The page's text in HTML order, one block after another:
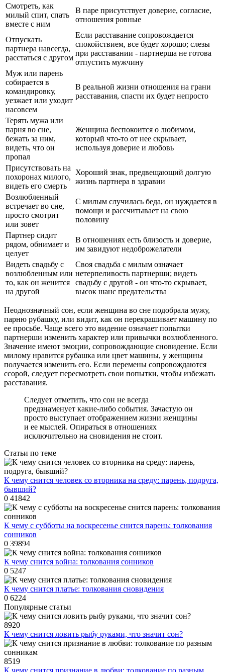
Смотреть, как
милый спит, спать
вместе с ним
В паре присутствует доверие, согласие,
отношения ровные
Отпускать
партнера навсегда,
расстаться с другом
Если расставание сопровождается
спокойствием, все будет хорошо; слезы
при расставании - партнерша не готова
отпустить мужчину
Муж или парень
собирается в
командировку,
уезжает или уходит
насовсем
В реальной жизни отношения на грани
расставания, спасти их будет непросто
Терять мужа или
парня во сне,
бежать за ним,
видеть, что он
пропал
Женщина беспокоится о любимом,
который что-то от нее скрывает,
используя доверие и любовь
Присутствовать на
похоронах милого,
видеть его смерть
Хороший знак, предвещающий долгую
жизнь партнера в здравии
Возлюбленный
встречает во сне,
просто смотрит
или зовет
С милым случилась беда, он нуждается в
помощи и рассчитывает на свою
половину
Партнер сидит
рядом, обнимает и
целует
В отношениях есть близость и доверие,
им завидуют недоброжелатели
Видеть свадьбу с
возлюбленным или
то, как он женится
на другой
Своя свадьба с милым означает
нетерпеливость партнерши; видеть
свадьбу с другой - он что-то скрывает,
высок шанс предательства
Неоднозначный сон, если женщина во сне подобрала мужу,
парню рубашку, или видит, как он перекрашивает машину по
ее просьбе. Чаще всего это видение означает попытки
партнерши изменить характер или привычки возлюбленного.
Значение имеют эмоции, сопровождающие сновидение. Если
милому нравится рубашка или цвет машины, у женщины
получается изменить его. Если перемены сопровождаются
ссорой, следует пересмотреть свои попытки, чтобы избежать
расставания.
Следует отметить, что сон не всегда
предзнаменует какие-либо события. Зачастую он
просто выступает отображением жизни женщины
и ее мыслей. Опираться в отношениях
исключительно на сновидения не стоит.
Статьи по теме
К чему снится человек со вторника на среду: парень, подруга,
бывший?
0 41842
К чему с субботы на воскресенье снится парень: толкования
сонников
0 39894
К чему снится война: толкования сонников
0 5247
К чему снится платье: толкования сновидения
0 6224
Популярные статьи
8920
К чему снится ловить рыбу руками, что значит сон?
8519